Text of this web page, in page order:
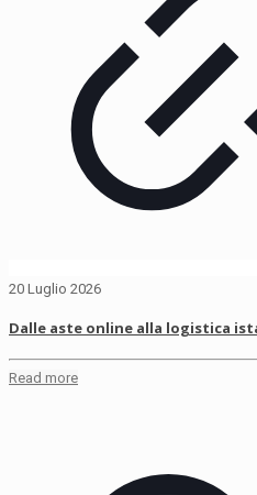
20 Luglio 2026
Dalle aste online alla logistica
Read more